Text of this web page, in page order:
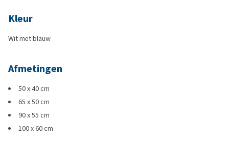
Kleur
Wit met blauw
Afmetingen
50 x 40 cm
65 x 50 cm
90 x 55 cm
100 x 60 cm